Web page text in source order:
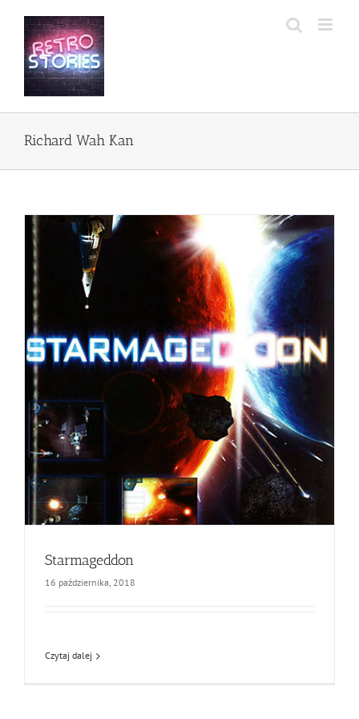
zawartości
Richard Wah Kan
Starmageddon
16 października, 2018
Czytaj dalej